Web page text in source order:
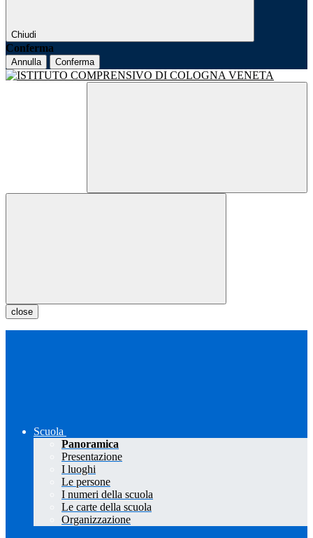
Chiudi
Conferma
Annulla Conferma
close
Scuola
Panoramica
Presentazione
I luoghi
Le persone
I numeri della scuola
Le carte della scuola
Organizzazione